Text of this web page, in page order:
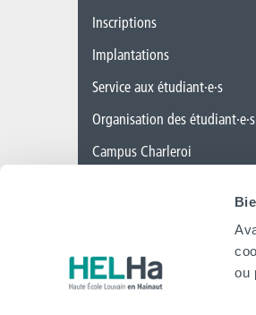
ou
Inscriptions
Implantations
Service aux étudiant·e·s
Organisation des étudiant·e·s
Campus Charleroi